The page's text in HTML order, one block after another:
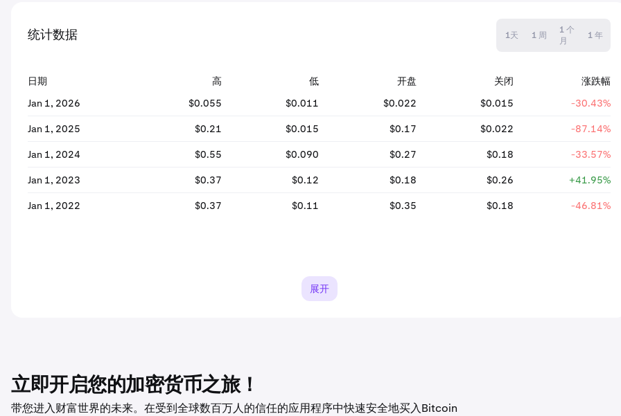
统计数据 1天 1 周
1 个
月
1 年
日期 高 低 开盘 关闭
涨跌幅
Jan 1, 2026
$0.055 $0.011 $0.022 $0.015 -30.43%
Jan 1, 2025 $0.21 $0.015 $0.17 $0.022 -87.14%
Jan 1, 2024 $0.55 $0.090 $0.27 $0.18 -33.57%
Jan 1, 2023 $0.37 $0.12 $0.18 $0.26 +41.95%
Jan 1, 2022 $0.37 $0.11 $0.35 $0.18 -46.81%
展开
立即开启您的加密货币之旅！
带您进入财富世界的未来。在受到全球数百万人的信任的应用程序中快速安全地买入Bitcoin